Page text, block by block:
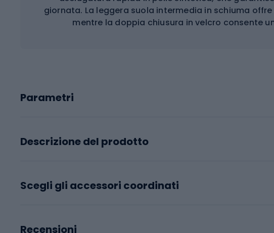
giornata. La leggera suola intermedia in schiuma
mentre la doppia chiusura in velcro consente
Parametri
Descrizione del prodotto
Scegli gli accessori coordinati
Recensioni